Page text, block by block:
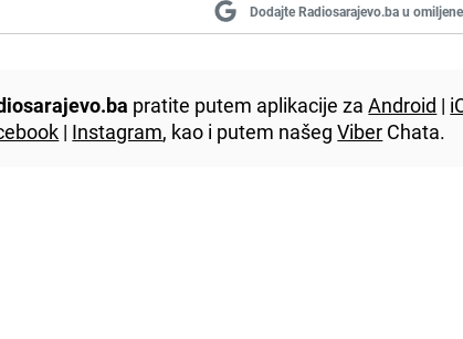
Dodajte Radiosarajevo.ba u
pratite putem aplikacije zaAndroid |
| Instagram, kao i putem našegViber Chata.